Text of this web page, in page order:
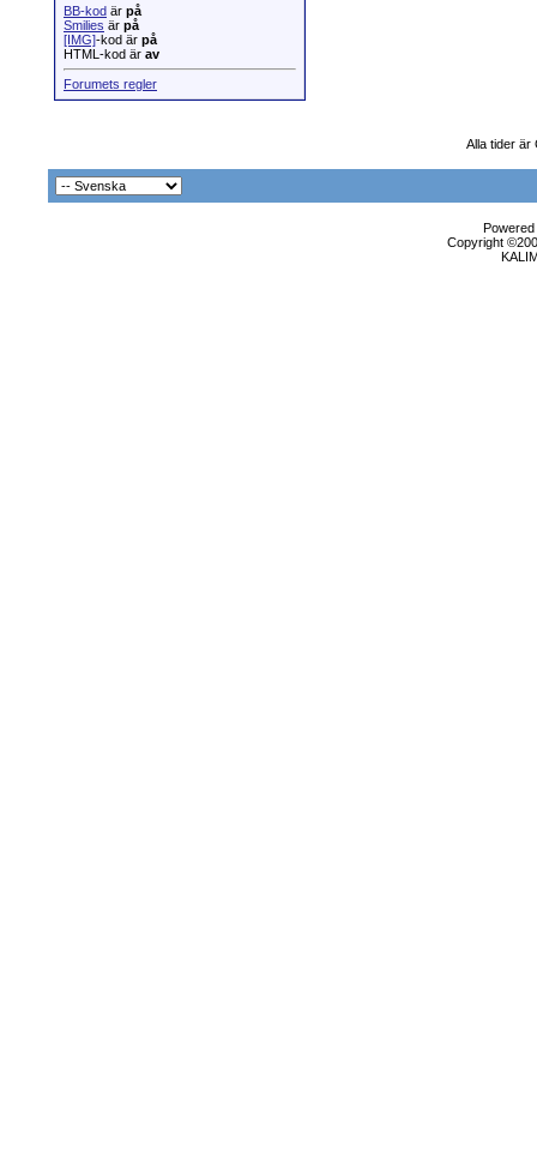
BB-kod är på
Smilies är på
[IMG]-kod är på
HTML-kod är av
Forumets regler
Alla tider är
Copyright